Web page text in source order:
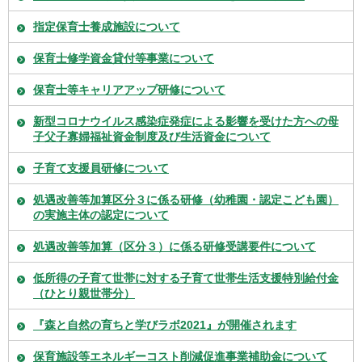
指定保育士養成施設について
保育士修学資金貸付等事業について
保育士等キャリアアップ研修について
新型コロナウイルス感染症発症による影響を受けた方への母
子父子寡婦福祉資金制度及び生活資金について
子育て支援員研修について
処遇改善等加算区分３に係る研修（幼稚園・認定こども園）
の実施主体の認定について
処遇改善等加算（区分３）に係る研修受講要件について
低所得の子育て世帯に対する子育て世帯生活支援特別給付金
（ひとり親世帯分）
『森と自然の育ちと学びラボ2021』が開催されます
保育施設等エネルギーコスト削減促進事業補助金について